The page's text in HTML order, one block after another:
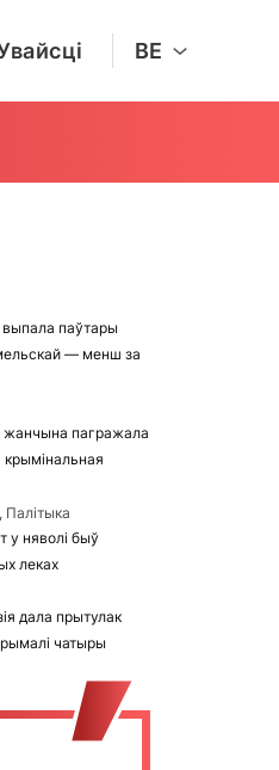
BE
выпала паўтары
— менш за
жанчына пагражала
Палітыка
у няволі быў
леках
дала прытулак
чатыры